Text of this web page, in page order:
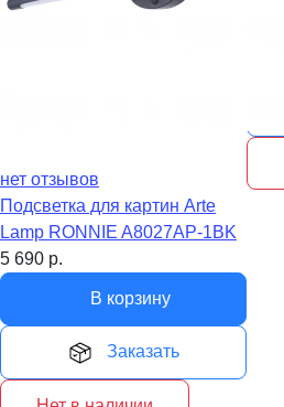
нет отзывов
Подсветка для картин Arte
Lamp RONNIE A8027AP-1BK
5 690 р.
В корзину
Заказать